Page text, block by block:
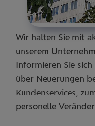
Wir halten Sie mit
unserem
Informieren Sie
über Neuerungen
Kundenservices,
personelle